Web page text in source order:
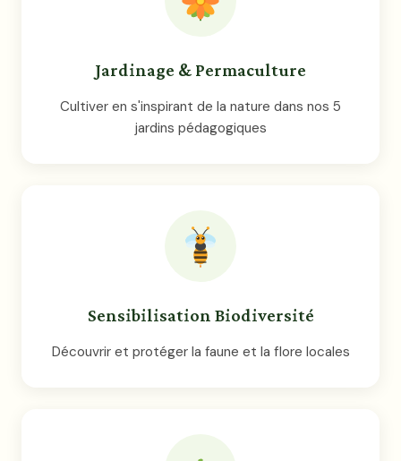
Jardinage & Permaculture
Cultiver en s'inspirant de la nature dans nos 5
jardins pédagogiques
Sensibilisation Biodiversité
Découvrir et protéger la faune et la flore locales